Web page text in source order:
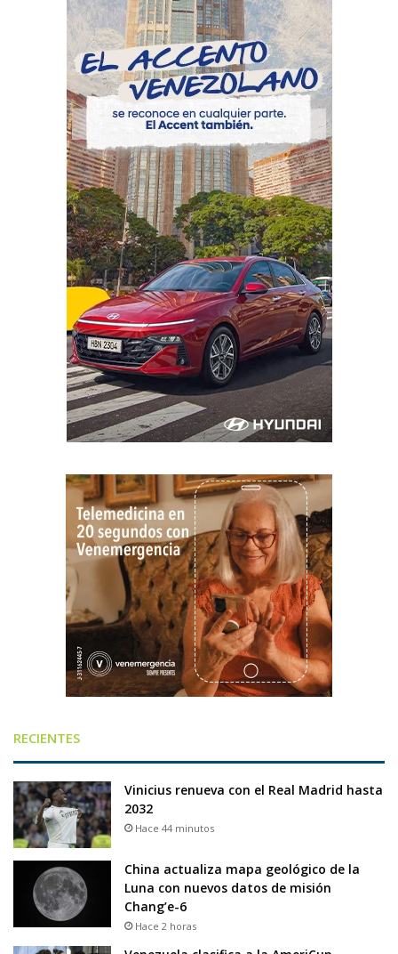
RECIENTES
Vinicius renueva con el Real Madrid hasta
2032
Hace 44 minutos
China actualiza mapa geológico de la
Luna con nuevos datos de misión
Chang’e-6
Hace 2 horas